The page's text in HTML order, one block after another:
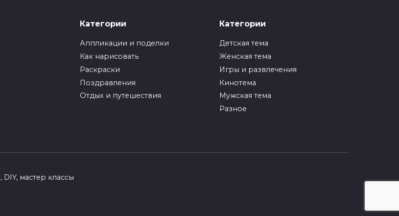
Как упаковать вещи
0
Как вырастить ананас
из верхушки в
Категории
Аппликации и поделки
Как нарисовать
Раскраски
Поздравления
Отдых и путешествия
Категории
Детская тема
Женская тема
Игры и развлечения
Кинотема
Мужская тема
Разное
мастер классы